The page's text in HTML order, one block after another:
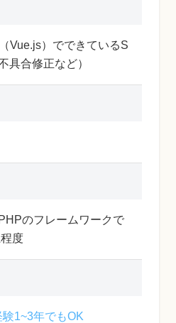
Vue.js）でできているS
具合修正など）
のフレームワークで
度
験1~3年でもOK